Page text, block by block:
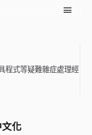
程式等疑難雜症處理經
化